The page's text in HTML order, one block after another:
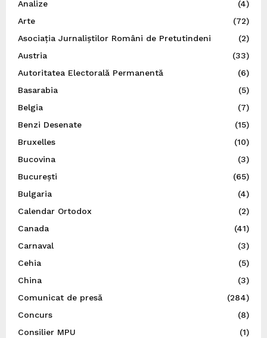
Analize
(4)
Arte
(72)
Asociația Jurnaliștilor Români de Pretutindeni
(2)
Austria
(33)
Autoritatea Electorală Permanentă
(6)
Basarabia
(5)
Belgia
(7)
Benzi Desenate
(15)
Bruxelles
(10)
Bucovina
(3)
București
(65)
Bulgaria
(4)
Calendar Ortodox
(2)
Canada
(41)
Carnaval
(3)
Cehia
(5)
China
(3)
Comunicat de presă
(284)
Concurs
(8)
Consilier MPU
(1)